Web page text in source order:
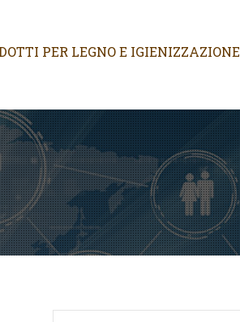
PER LEGNO E IGIENIZZAZIONE